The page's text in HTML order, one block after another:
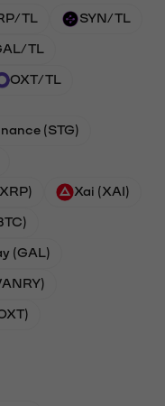
TL SYN/TL
TL
OXT/TL
(STG)
Xai (XAI)
(GAL)